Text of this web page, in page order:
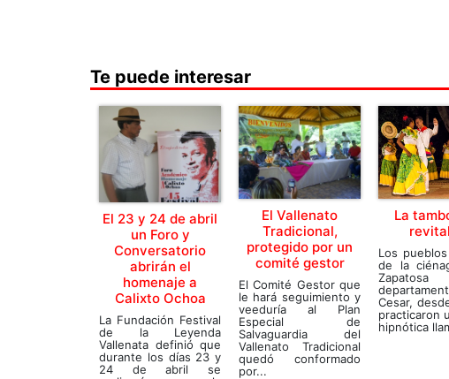
Te puede interesar
El 23 y 24 de abril
un Foro y
Conversatorio
abrirán el
homenaje a
Calixto Ochoa
La Fundación Festival
de la Leyenda
Vallenata definió que
durante los días 23 y
24 de abril se
El Vallenato
Tradicional,
protegido por un
comité gestor
El Comité Gestor que
le hará seguimiento y
veeduría al Plan
Especial de
Salvaguardia del
Vallenato Tradicional
quedó conformado
por...
La
Los
de la
Cesar,
practicaron
hipnótica